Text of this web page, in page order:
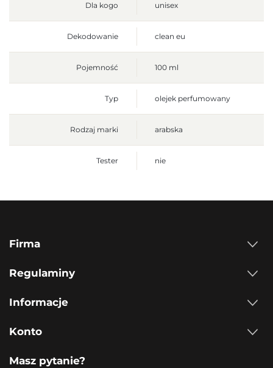
Dla kogo unisex
Dekodowanie clean eu
Pojemność 100 ml
Typ olejek perfumowany
Rodzaj marki arabska
Tester nie
Firma
Regulaminy
Informacje
Konto
Masz pytanie?